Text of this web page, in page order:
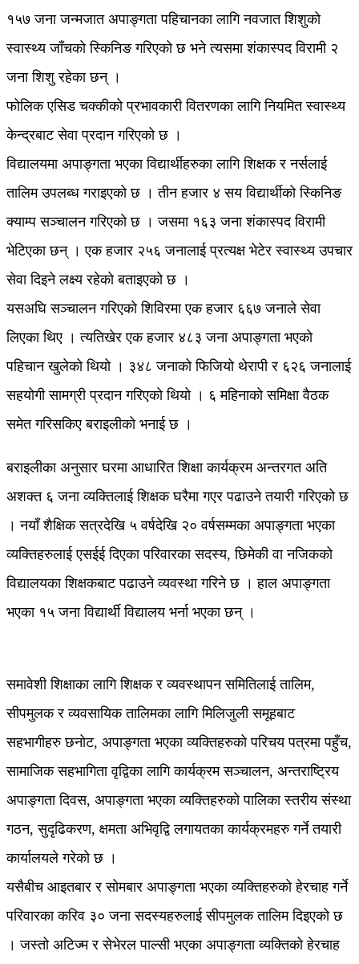
१५७ जना जन्मजात अपाङ्गता पहिचानका लागि नवजात शिशुको
स्वास्थ्य जाँचको स्किनिङ गरिएको छ भने त्यसमा शंकास्पद विरामी २
जना शिशु रहेका छन् ।
फोलिक एसिड चक्कीको प्रभावकारी वितरणका लागि नियमित स्वास्थ्य
केन्द्रबाट सेवा प्रदान गरिएको छ ।
विद्यालयमा अपाङ्गता भएका विद्यार्थीहरुका लागि शिक्षक र नर्सलाई
तालिम उपलब्ध गराइएको छ । तीन हजार ४ सय विद्यार्थीको स्किनिङ
क्याम्प सञ्चालन गरिएको छ । जसमा १६३ जना शंकास्पद विरामी
भेटिएका छन् । एक हजार २५६ जनालाई प्रत्यक्ष भेटेर स्वास्थ्य उपचार
सेवा दिइने लक्ष्य रहेको बताइएको छ ।
यसअघि सञ्चालन गरिएको शिविरमा एक हजार ६६७ जनाले सेवा
लिएका थिए । त्यतिखेर एक हजार ४८३ जना अपाङ्गता भएको
पहिचान खुलेको थियो । ३४८ जनाको फिजियो थेरापी र ६२६ जनालाई
सहयोगी सामग्री प्रदान गरिएको थियो । ६ महिनाको समिक्षा वैठक
समेत गरिसकिए बराइलीको भनाई छ ।
बराइलीका अनुसार घरमा आधारित शिक्षा कार्यक्रम अन्तरगत अति
अशक्त ६ जना व्यक्तिलाई शिक्षक घरैमा गएर पढाउने तयारी गरिएको छ
। नयाँ शैक्षिक सत्रदेखि ५ वर्षदेखि २० वर्षसम्मका अपाङ्गता भएका
व्यक्तिहरुलाई एसईई दिएका परिवारका सदस्य, छिमेकी वा नजिकको
विद्यालयका शिक्षकबाट पढाउने व्यवस्था गरिने छ । हाल अपाङ्गता
भएका १५ जना विद्यार्थी विद्यालय भर्ना भएका छन् ।
समावेशी शिक्षाका लागि शिक्षक र व्यवस्थापन समितिलाई तालिम,
सीपमुलक र व्यवसायिक तालिमका लागि मिलिजुली समूहबाट
सहभागीहरु छनोट, अपाङ्गता भएका व्यक्तिहरुको परिचय पत्रमा पहुँच,
सामाजिक सहभागिता वृद्विका लागि कार्यक्रम सञ्चालन, अन्तराष्ट्रिय
अपाङ्गता दिवस, अपाङ्गता भएका व्यक्तिहरुको पालिका स्तरीय संस्था
गठन, सुदृढिकरण, क्षमता अभिवृद्वि लगायतका कार्यक्रमहरु गर्ने तयारी
कार्यालयले गरेको छ ।
यसैबीच आइतबार र सोमबार अपाङ्गता भएका व्यक्तिहरुको हेरचाह गर्ने
परिवारका करिव ३० जना सदस्यहरुलाई सीपमुलक तालिम दिइएको छ
। जस्तो अटिज्म र सेभेरल पाल्सी भएका अपाङ्गता व्यक्तिको हेरचाह